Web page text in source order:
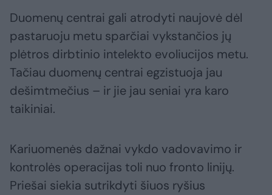
Duomenų centrai gali atrodyti naujovė dėl
pastaruoju metu sparčiai vykstančios jų
plėtros dirbtinio intelekto evoliucijos metu.
Tačiau duomenų centrai egzistuoja jau
dešimtmečius – ir jie jau seniai yra karo
taikiniai.
Kariuomenės dažnai vykdo vadovavimo ir
kontrolės operacijas toli nuo fronto linijų.
Priešai siekia sutrikdyti šiuos ryšius